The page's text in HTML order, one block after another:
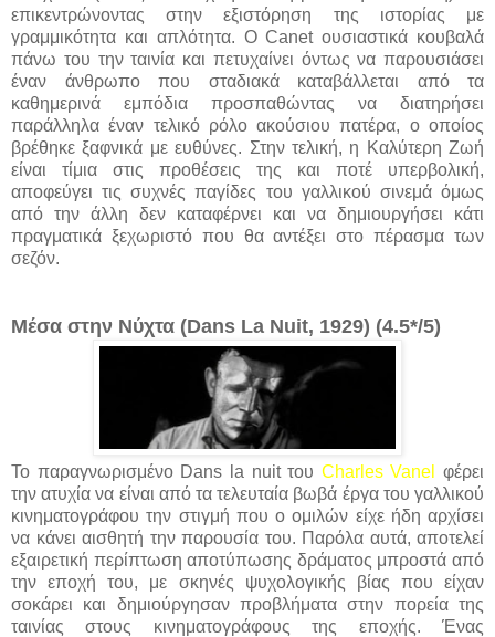
επικεντρώνοντας στην εξιστόρηση της ιστορίας με
γραμμικότητα και απλότητα. Ο Canet ουσιαστικά κουβαλά
πάνω του την ταινία και πετυχαίνει όντως να παρουσιάσει
έναν άνθρωπο που σταδιακά καταβάλλεται από τα
καθημερινά εμπόδια προσπαθώντας να διατηρήσει
παράλληλα έναν τελικό ρόλο ακούσιου πατέρα, ο οποίος
βρέθηκε ξαφνικά με ευθύνες. Στην τελική, η Καλύτερη Ζωή
είναι τίμια στις προθέσεις της και ποτέ υπερβολική,
αποφεύγει τις συχνές παγίδες του γαλλικού σινεμά όμως
από την άλλη δεν καταφέρνει και να δημιουργήσει κάτι
πραγματικά ξεχωριστό που θα αντέξει στο πέρασμα των
σεζόν.
Μέσα στην Νύχτα (Dans La Nuit, 1929) (4.5*/5)
Το παραγνωρισμένο Dans la nuit του Charles Vanel
φέρει
την ατυχία να είναι από τα τελευταία βωβά έργα του γαλλικού
κινηματογράφου την στιγμή που ο ομιλών είχε ήδη αρχίσει
να κάνει αισθητή την παρουσία του. Παρόλα αυτά, αποτελεί
εξαιρετική περίπτωση αποτύπωσης δράματος μπροστά από
την εποχή του, με σκηνές ψυχολογικής βίας που είχαν
σοκάρει και δημιούργησαν προβλήματα στην πορεία της
ταινίας στους κινηματογράφους της εποχής. Ένας